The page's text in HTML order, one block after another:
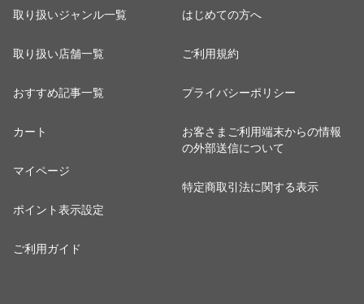
取り扱いジャンル一覧
取り扱い店舗一覧
おすすめ記事一覧
カート
マイページ
ポイント表示設定
ご利用ガイド
はじめての方へ
ご利用規約
プライバシーポリシー
お客さまご利用端末からの情報
の外部送信について
特定商取引法に関する表示